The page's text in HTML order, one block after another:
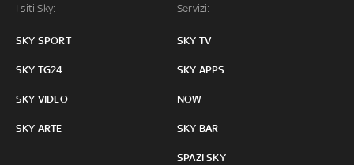
I siti Sky:
SKY SPORT
SKY TG24
SKY VIDEO
SKY ARTE
Servizi:
SKY TV
SKY APPS
NOW
SKY BAR
SPAZI SKY